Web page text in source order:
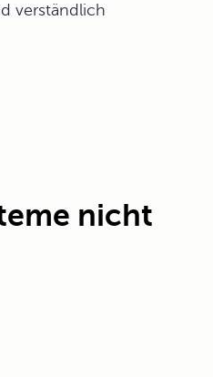
verständlich
nicht